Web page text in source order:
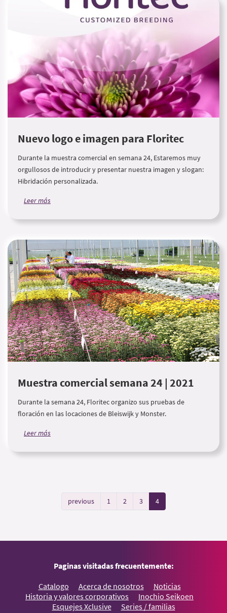
Nuevo logo e imagen para Floritec
Durante la muestra comercial en semana 24, Estaremos muy
orgullosos de introducir y presentar nuestra imagen y slogan:
Hibridación personalizada.
Leer más
Muestra comercial semana 24 | 2021
Durante la semana 24, Floritec organizo sus pruebas de
floración en las locaciones de Bleiswijk y Monster.
Leer más
previous 1 2 3 4
Paginas visitadas frecuentemente:
Catalogo Acerca de nosotros
Noticias
Historia y valores corporativos
Inochio Seikoen
Esquejes Xclusive
Series / familias